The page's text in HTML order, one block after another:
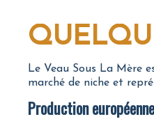
Le Veau Sous La Mère
marché de niche et
Production